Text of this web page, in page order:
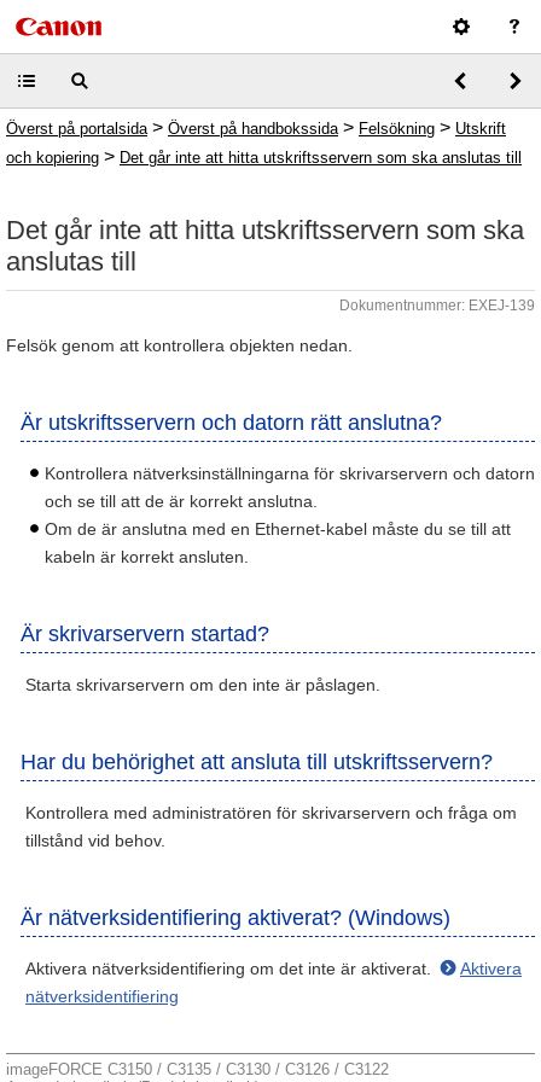
Överst på portalsida > Överst på handbokssida > Felsökning > Utskrift
och kopiering > Det går inte att hitta utskriftsservern som ska anslutas till
Det går inte att hitta utskriftsservern som ska
anslutas till
Dokumentnummer: EXEJ-139
Felsök genom att kontrollera objekten nedan.
Är utskriftsservern och datorn rätt anslutna?
Kontrollera nätverksinställningarna för skrivarservern och datorn
och se till att de är korrekt anslutna.
Om de är anslutna med en Ethernet-kabel måste du se till att
kabeln är korrekt ansluten.
Är skrivarservern startad?
Starta skrivarservern om den inte är påslagen.
Har du behörighet att ansluta till utskriftsservern?
Kontrollera med administratören för skrivarservern och fråga om
tillstånd vid behov.
Är nätverksidentifiering aktiverat? (Windows)
Aktivera nätverksidentifiering om det inte är aktiverat.
Aktivera
nätverksidentifiering
imageFORCE C3150 / C3135 / C3130 / C3126 / C3122